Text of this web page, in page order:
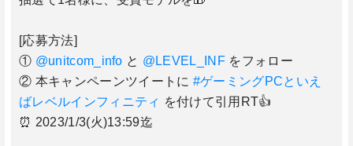
[応募方法]
① @unitcom_info と @LEVEL_INFをフォロー
② 本キャンペーンツイートに #ゲーミングPCといえ
ばレベルインフィニティ を付けて引用RT👍
⏰ 2023/1/3(火)13:59迄